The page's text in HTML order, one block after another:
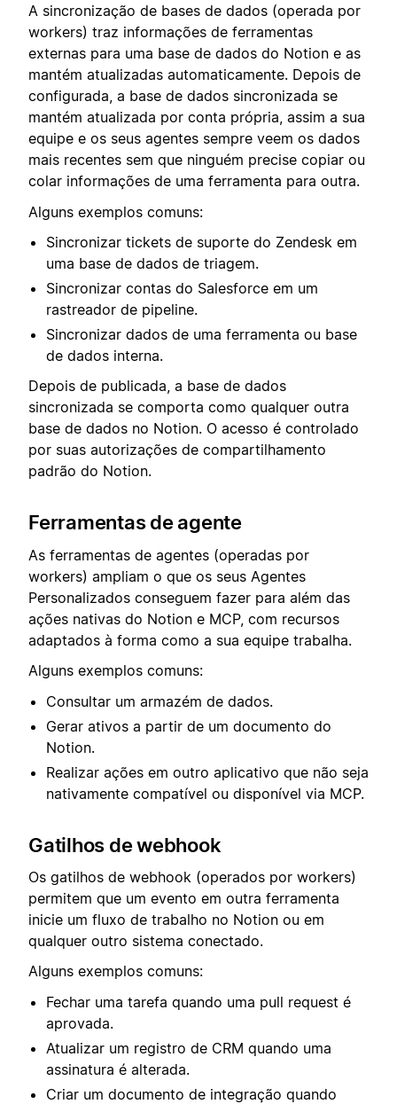
A sincronização de bases de dados (operada por
workers) traz informações de ferramentas
externas para uma base de dados do Notion e as
mantém atualizadas automaticamente. Depois de
configurada, a base de dados sincronizada se
mantém atualizada por conta própria, assim a sua
equipe e os seus agentes sempre veem os dados
mais recentes sem que ninguém precise copiar ou
colar informações de uma ferramenta para outra.
Alguns exemplos comuns:
Sincronizar tickets de suporte do Zendesk em
uma base de dados de triagem.
Sincronizar contas do Salesforce em um
rastreador de pipeline.
Sincronizar dados de uma ferramenta ou base
de dados interna.
Depois de publicada, a base de dados
sincronizada se comporta como qualquer outra
base de dados no Notion. O acesso é controlado
por suas autorizações de compartilhamento
padrão do Notion.
Ferramentas de agente
As ferramentas de agentes (operadas por
workers) ampliam o que os seus Agentes
Personalizados conseguem fazer para além das
ações nativas do Notion e MCP, com recursos
adaptados à forma como a sua equipe trabalha.
Alguns exemplos comuns:
Consultar um armazém de dados.
Gerar ativos a partir de um documento do
Notion.
Realizar ações em outro aplicativo que não seja
nativamente compatível ou disponível via MCP.
Gatilhos de webhook
Os gatilhos de webhook (operados por workers)
permitem que um evento em outra ferramenta
inicie um fluxo de trabalho no Notion ou em
qualquer outro sistema conectado.
Alguns exemplos comuns:
Fechar uma tarefa quando uma pull request é
aprovada.
Atualizar um registro de CRM quando uma
assinatura é alterada.
Criar um documento de integração quando